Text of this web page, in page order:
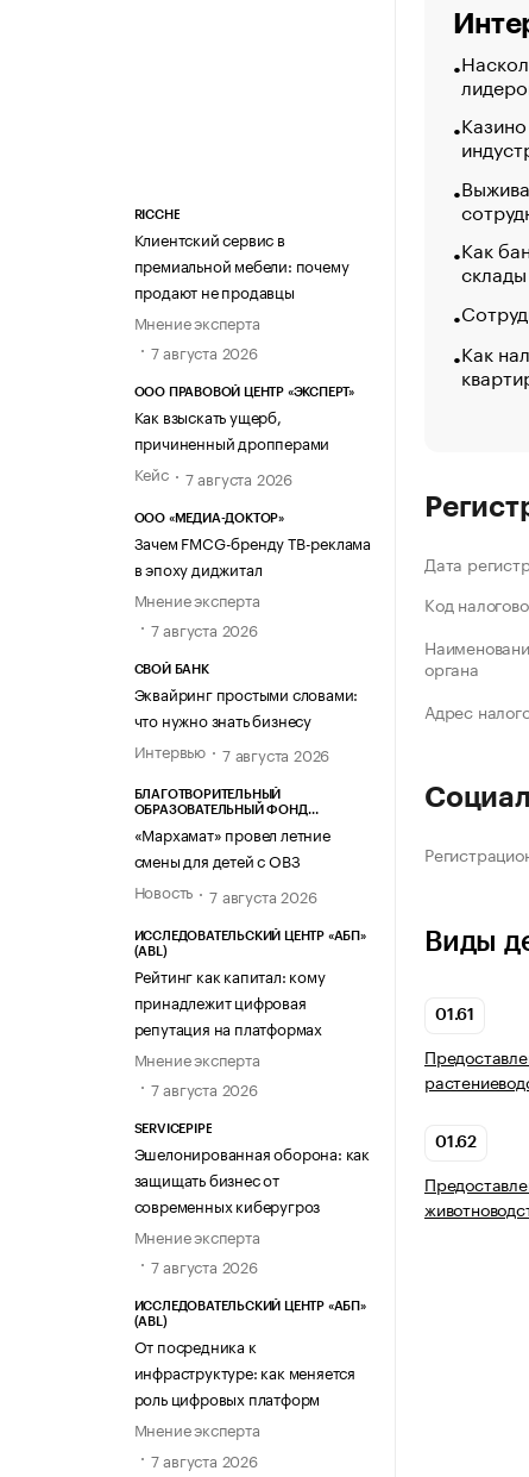
RICCHE
Клиентский сервис в
премиальной мебели: почему
продают не продавцы
Мнение эксперта
7 августа 2026
ООО ПРАВОВОЙ ЦЕНТР «ЭКСПЕРТ»
Как взыскать ущерб,
причиненный дропперами
Кейс
7 августа 2026
ООО «МЕДИА-ДОКТОР»
Зачем FMCG-бренду ТВ-реклама
в эпоху диджитал
Мнение эксперта
7 августа 2026
СВОЙ БАНК
Эквайринг простыми словами:
что нужно знать бизнесу
Интервью
7 августа 2026
БЛАГОТВОРИТЕЛЬНЫЙ
ОБРАЗОВАТЕЛЬНЫЙ ФОНД
«Мархамат» провел летние
смены для детей с ОВЗ
Новость
7 августа 2026
ИССЛЕДОВАТЕЛЬСКИЙ ЦЕНТР «АБП»
(ABL)
Рейтинг как капитал: кому
принадлежит цифровая
репутация на платформах
Мнение эксперта
7 августа 2026
SERVICEPIPE
Эшелонированная оборона: как
защищать бизнес от
современных киберугроз
Мнение эксперта
7 августа 2026
ИССЛЕДОВАТЕЛЬСКИЙ ЦЕНТР «АБП»
(ABL)
От посредника к
инфраструктуре: как меняется
роль цифровых платформ
Мнение эксперта
7 августа 2026
Как
склады
Как
Дата
Код
органа
Адрес
Виды
01.61
01.62